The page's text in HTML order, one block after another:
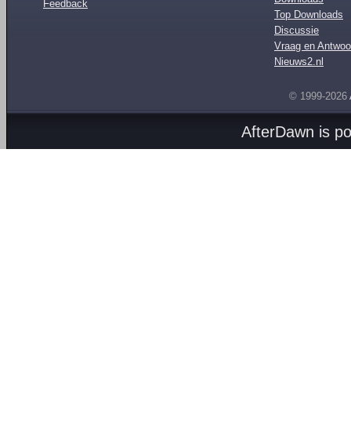
Feedback
Top Downloads
Discussie
Vraag en
Nieuws2.nl
© 1999-2026
AfterDawn is